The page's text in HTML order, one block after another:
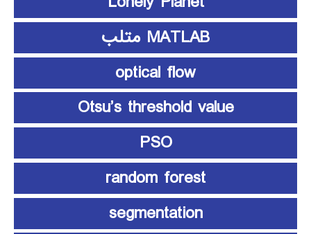
MATLAB متلب
optical flow
Otsu’s threshold value
PSO
random forest
segmentation